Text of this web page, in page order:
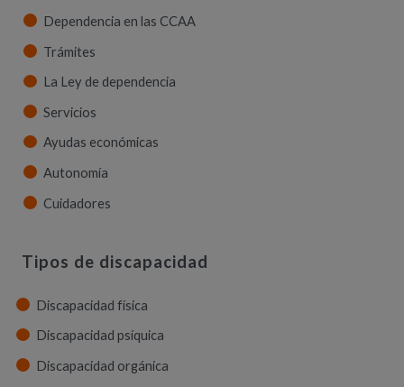
Dependencia en las CCAA
Trámites
La Ley de dependencia
Servicios
Ayudas económicas
Autonomía
Cuidadores
Tipos de discapacidad
Discapacidad física
Discapacidad psíquica
Discapacidad orgánica